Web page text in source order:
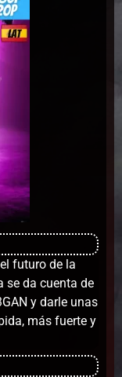
futuro de la
se da cuenta de
y darle unas
más fuerte y